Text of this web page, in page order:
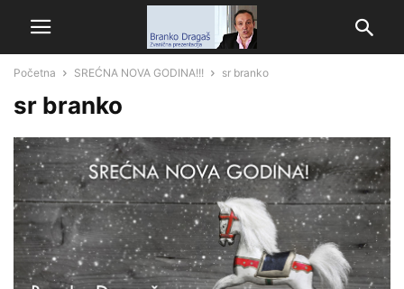
Početna SREĆNA NOVA GODINA!!! sr branko
sr branko